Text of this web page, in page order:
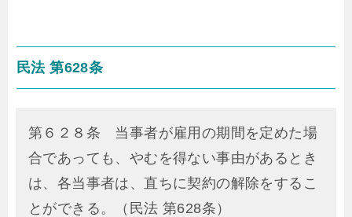
民法 第628条
第６２８条 当事者が雇用の期間を定めた場
合であっても、やむを得ない事由があるとき
は、各当事者は、直ちに契約の解除をするこ
とができる。（民法 第628条）